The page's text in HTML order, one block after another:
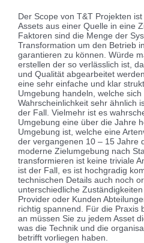
Der Scope von T&T Projekten
Assets aus einer Quelle in eine
Faktoren sind die Menge der
Transformation um den Betrieb
garantieren zu können. Würde
erstellen der so verlässlich ist,
und Qualität abgearbeitet
eine sehr einfache und klar
Umgebung handeln, welche
Wahrscheinlichkeit sehr ähnlich
der Fall. Vielmehr ist es
Umgebung eine über die Jahre
Umgebung ist, welche eine
der vergangenen 10 – 15 Jahre
moderne Zielumgebung nach
transformieren ist keine triviale
ist der Fall, es ist hochgradig
technischen Details auch noch
unterschiedliche
Provider oder Kunden
richtig spannend. Für die Praxis
an müssen Sie zu jedem Asset
was die Technik und die
betrifft vorliegen haben.